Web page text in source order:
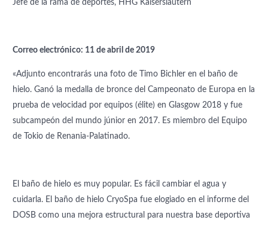
Jefe de la rama de deportes, HHG Kaiserslautern
Correo electrónico: 11 de abril de 2019
«Adjunto encontrarás una foto de Timo Bichler en el baño de
hielo. Ganó la medalla de bronce del Campeonato de Europa en la
prueba de velocidad por equipos (élite) en Glasgow 2018 y fue
subcampeón del mundo júnior en 2017. Es miembro del Equipo
de Tokio de Renania-Palatinado.
El baño de hielo es muy popular. Es fácil cambiar el agua y
cuidarla. El baño de hielo CryoSpa fue elogiado en el informe del
DOSB como una mejora estructural para nuestra base deportiva